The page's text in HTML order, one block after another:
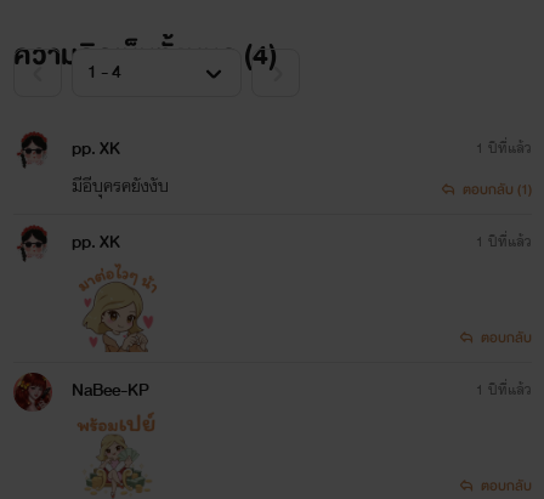
ความคิดเห็นทั้งหมด (4)
pp. XK
มีอีบุครคยังงับ
1 ปีที่แล้ว
ตอบกลับ (1)
pp. XK 1 ปีที่แล้ว
ตอบกลับ
NaBee-KP 1 ปีที่แล้ว
ตอบกลับ